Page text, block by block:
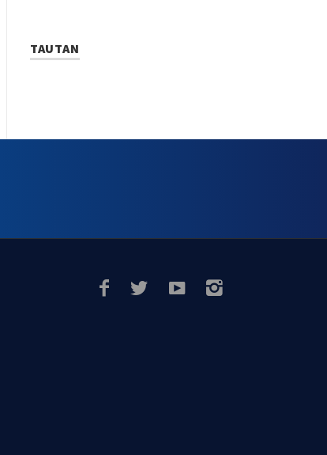
TAUTAN